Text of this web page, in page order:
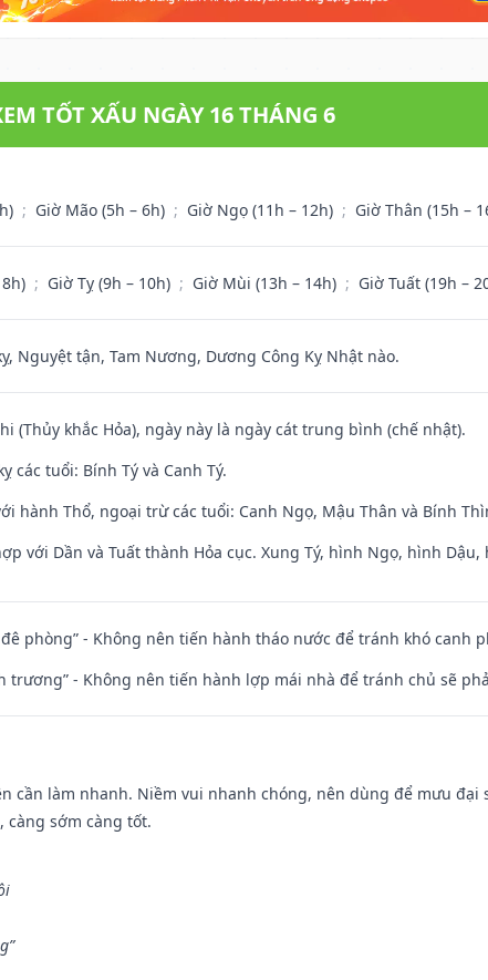
TỐT XẤU NGÀY 16 THÁNG 6
; Giờ Mão (5h – 6h) ; Giờ Ngọ (11h – 12h) ; Giờ Thân (15h –
; Giờ Tỵ (9h – 10h) ; Giờ Mùi (13h – 14h) ; Giờ Tuất (19h –
Nguyệt tận, Tam Nương, Dương Công Kỵ Nhật nào.
(Thủy khắc Hỏa), ngày này là ngày cát trung bình (chế nhật).
các tuổi: Bính Tý và Canh Tý.
hành Thổ, ngoại trừ các tuổi: Canh Ngọ, Mậu Thân và Bính
với Dần và Tuất thành Hỏa cục. Xung Tý, hình Ngọ, hình Dậu,
phòng” - Không nên tiến hành tháo nước để tránh khó canh
trương” - Không nên tiến hành lợp mái nhà để tránh chủ sẽ
cần làm nhanh. Niềm vui nhanh chóng, nên dùng để mưu đại
càng sớm càng tốt.